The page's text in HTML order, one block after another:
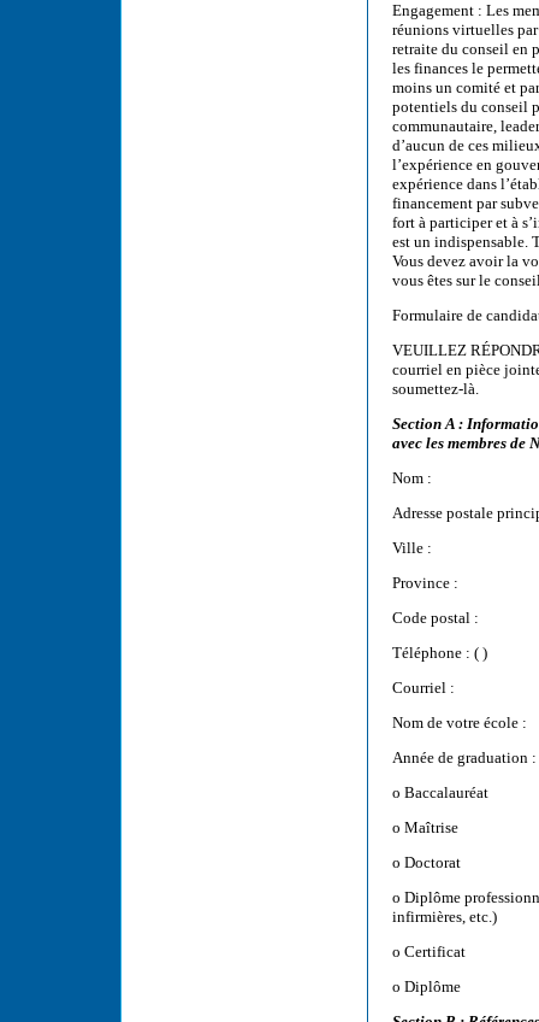
Engagement : Les
réunions virtuelles par
retraite du conseil en
les finances le
moins un comité et
potentiels du conseil
communautaire,
d’aucun de ces
l’expérience en
expérience dans
financement par
fort à participer et à
est un indispensable.
Vous devez avoir la
vous êtes sur le
Formulaire de
VEUILLEZ
courriel en pièce
soumettez-là.
Section A :
avec les membres de
Nom :
Adresse postale
Ville :
Province :
Code postal :
Téléphone : ( )
Courriel :
Nom de votre école :
Année de graduation
o Baccalauréat
o Maîtrise
o Doctorat
o Diplôme
infirmières, etc.)
o Certificat
o Diplôme